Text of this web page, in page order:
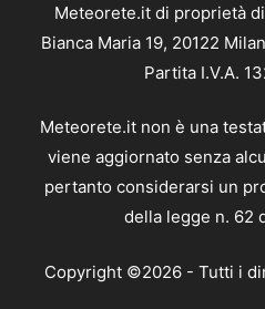
Meteorete.it di proprietà di
Bianca Maria 19, 20122
Partita I.V.A.
Meteorete.it non è una
viene aggiornato senza
pertanto considerarsi un
della legge n. 62
Copyright ©2026 - Tutti i